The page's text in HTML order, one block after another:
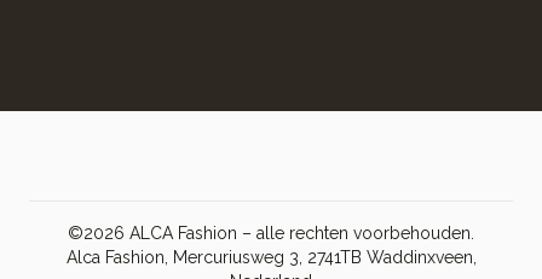
©2026 ALCA Fashion – alle rechten voorbehouden.
Alca Fashion, Mercuriusweg 3, 2741TB Waddinxveen,